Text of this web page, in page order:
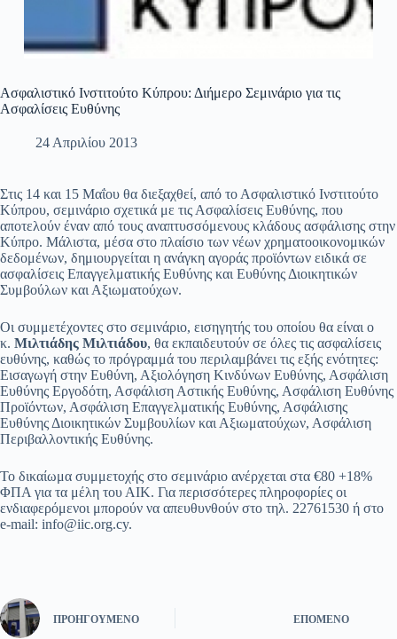
Ασφαλιστικό Ινστιτούτο Κύπρου: Διήμερο Σεμινάριο για τις
Ασφαλίσεις Ευθύνης
24 Απριλίου 2013
Στις 14 και 15 Μαΐου θα διεξαχθεί, από το Ασφαλιστικό Ινστιτούτο
Κύπρου, σεμινάριο σχετικά με τις Ασφαλίσεις Ευθύνης, που
αποτελούν έναν από τους αναπτυσσόμενους κλάδους ασφάλισης στην
Κύπρο. Μάλιστα, μέσα στο πλαίσιο των νέων χρηματοοικονομικών
δεδομένων, δημιουργείται η ανάγκη αγοράς προϊόντων ειδικά σε
ασφαλίσεις Επαγγελματικής Ευθύνης και Ευθύνης Διοικητικών
Συμβούλων και Αξιωματούχων.
Οι συμμετέχοντες στο σεμινάριο, εισηγητής του οποίου θα είναι ο
κ. Μιλτιάδης Μιλτιάδου, θα εκπαιδευτούν σε όλες τις ασφαλίσεις
ευθύνης, καθώς το πρόγραμμά του περιλαμβάνει τις εξής ενότητες:
Εισαγωγή στην Ευθύνη, Αξιολόγηση Κινδύνων Ευθύνης, Ασφάλιση
Ευθύνης Εργοδότη, Ασφάλιση Αστικής Ευθύνης, Ασφάλιση Ευθύνης
Προϊόντων, Ασφάλιση Επαγγελματικής Ευθύνης, Ασφάλισης
Ευθύνης Διοικητικών Συμβουλίων και Αξιωματούχων, Ασφάλιση
Περιβαλλοντικής Ευθύνης.
Το δικαίωμα συμμετοχής στο σεμινάριο ανέρχεται στα €80 +18%
ΦΠΑ για τα μέλη του ΑΙΚ. Για περισσότερες πληροφορίες οι
ενδιαφερόμενοι μπορούν να απευθυνθούν στο τηλ. 22761530 ή στο
e-mail: info@iic.org.cy.
ΠΡΟΗΓΟΎΜΕΝΟ ΕΠΌΜΕΝΟ